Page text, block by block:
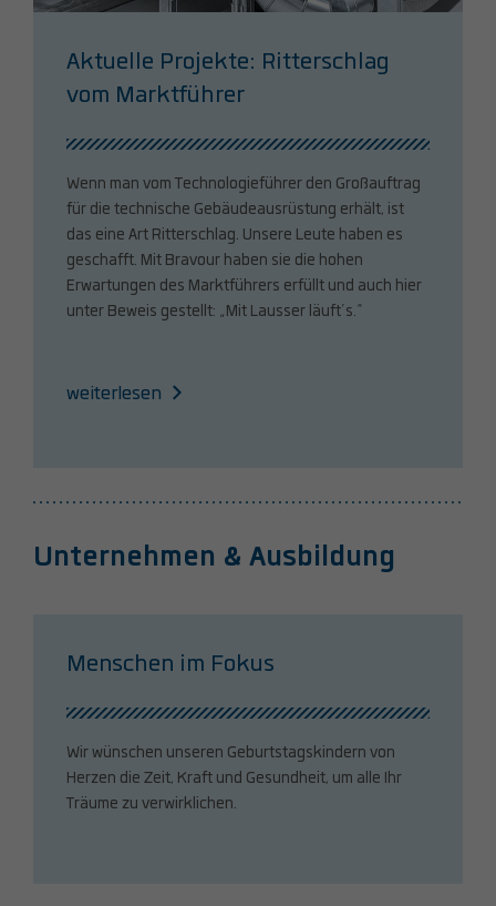
Aktuelle Projekte: Ritterschlag
vom Marktführer
Wenn man vom Technologieführer den Großauftrag
für die technische Gebäudeausrüstung erhält, ist
das eine Art Ritterschlag. Unsere Leute haben es
geschafft. Mit Bravour haben sie die hohen
Erwartungen des Marktführers erfüllt und auch hier
unter Beweis gestellt: „Mit Lausser läuft’s.“
weiterlesen
Unternehmen & Ausbildung
Menschen im Fokus
Wir wünschen unseren Geburtstagskindern von
Herzen die Zeit, Kraft und Gesundheit, um alle Ihr
Träume zu verwirklichen.